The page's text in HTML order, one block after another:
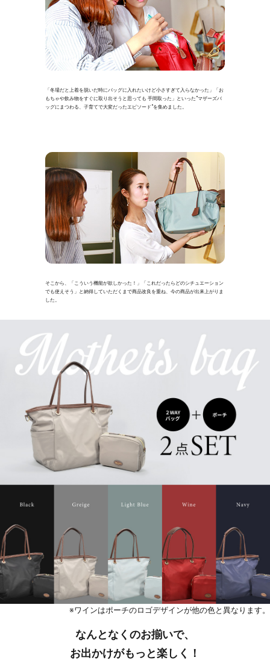
「冬場だと上着を脱いだ時にバッグに入れたいけど小さすぎて入らなかった」「お
もちゃや飲み物をすぐに取り出そうと思っても 手間取った」といった”マザーズバ
ッグにまつわる、子育てで大変だったエピソード”を集めました。
そこから、「こういう機能が欲しかった！」「これだったらどのシチュエーション
でも使えそう」と納得していただくまで商品改良を重ね、今の商品が出来上がりま
した。
※ワインはポーチのロゴデザインが他の色と異なります。
なんとなくのお揃いで、
お出かけがもっと楽しく！